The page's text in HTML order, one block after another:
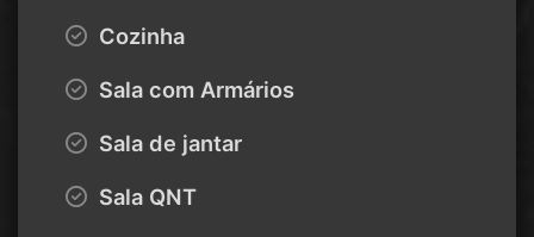
Cozinha
Sala com Armários
Sala de jantar
Sala QNT